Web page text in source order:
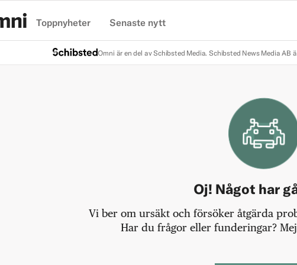
Toppnyheter Senaste nytt
Omni är en del av Schibsted Media. Schibsted News Media AB
Oj! Något har
Vi ber om ursäkt och försöker åtgärda
Har du frågor eller funderingar?